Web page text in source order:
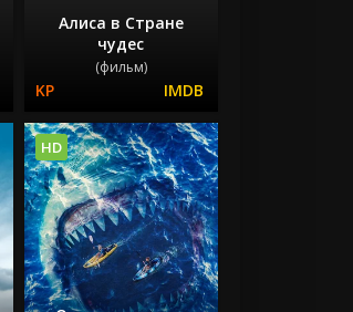
Алиса в Стране
чудес
(фильм)
HD